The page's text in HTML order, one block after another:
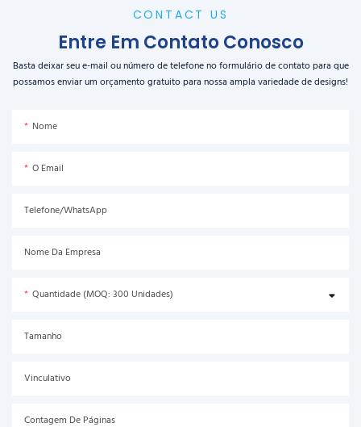
CONTACT US
Entre Em Contato Conosco
Basta deixar seu e-mail ou número de telefone no formulário de contato para que
possamos enviar um orçamento gratuito para nossa ampla variedade de designs!
Nome
O Email
Telefone/WhatsApp
Nome Da Empresa
Quantidade (MOQ: 300 Unidades)
Tamanho
Vinculativo
Contagem De Páginas